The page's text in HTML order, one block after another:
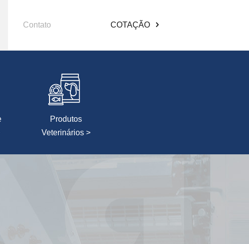
Contato COTAÇÃO
Produtos
Veterinários >